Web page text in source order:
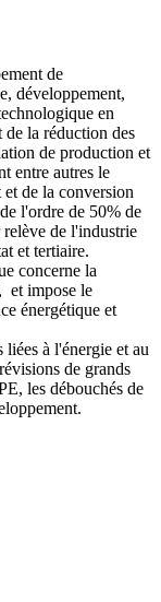
de
développement,
en
la réduction des
de production et
entre autres le
de la conversion
l'ordre de 50% de
de l'industrie
et tertiaire.
concerne la
et impose le
énergétique et
à l'énergie et au
de grands
les débouchés de